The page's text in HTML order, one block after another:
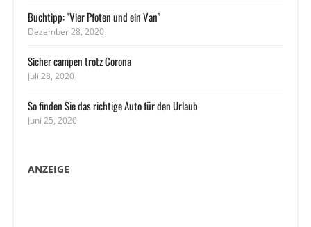
Buchtipp: "Vier Pfoten und ein Van"
Dezember 28, 2020
Sicher campen trotz Corona
Juli 28, 2020
So finden Sie das richtige Auto für den Urlaub
Juni 25, 2020
ANZEIGE